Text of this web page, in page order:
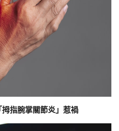
指腕掌關節炎」惹禍